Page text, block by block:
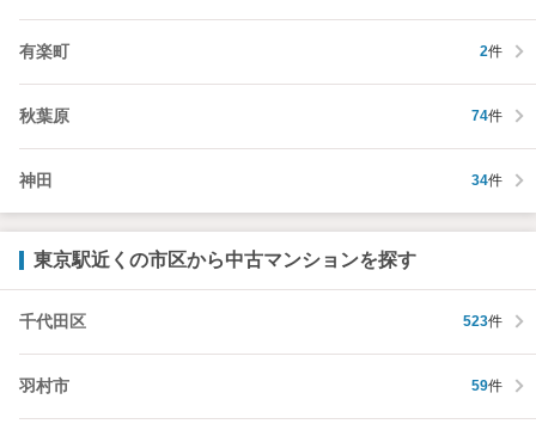
有楽町 2件
秋葉原 74件
神田 34件
東京駅近くの市区から中古マンションを探す
千代田区 523件
羽村市 59件